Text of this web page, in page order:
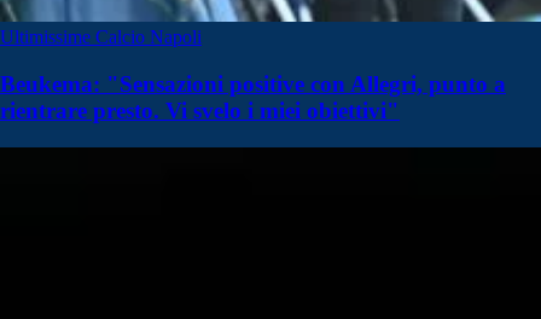
Ultimissime Calcio Napoli
Beukema: "Sensazioni positive con Allegri, punto a
rientrare presto. Vi svelo i miei obiettivi"